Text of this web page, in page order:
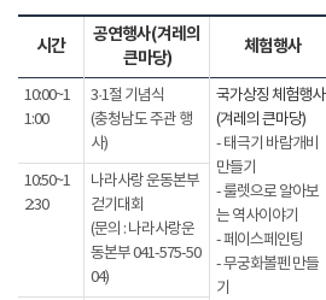
시간
공연행사(겨레의
큰마당)
체험행사
10:00~1
1:00
3·1절 기념식
(충청남도 주관 행
사)
국가상징 체험행사
(겨레의 큰마당)
- 태극기 바람개비
만들기
- 룰렛으로 알아보
는 역사이야기
- 페이스페인팅
- 무궁화볼펜 만들
기
10:50~1
2:30
나라사랑 운동본부
걷기대회
(문의 : 나라사랑운
동본부 041-575-50
04)